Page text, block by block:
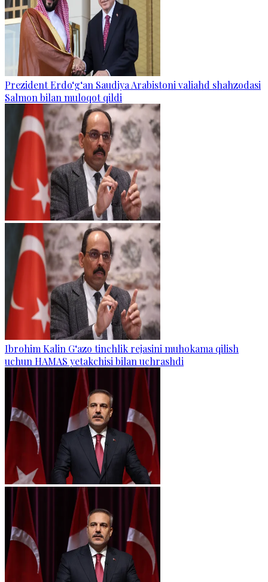
Prezident Erdo‘g‘an Saudiya Arabistoni valiahd shahzodasi
Salmon bilan muloqot qildi
Ibrohim Kalin G‘azo tinchlik rejasini muhokama qilish
uchun HAMAS yetakchisi bilan uchrashdi